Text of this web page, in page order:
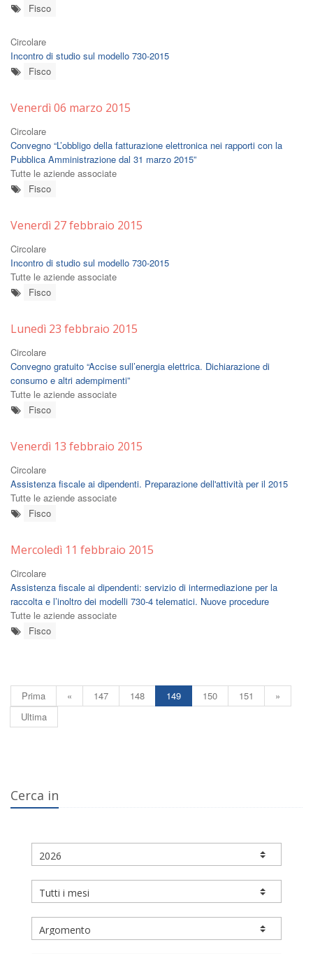
Fisco
Circolare
Incontro di studio sul modello 730-2015
Fisco
Venerdì 06 marzo 2015
Circolare
Convegno “L’obbligo della fatturazione elettronica nei rapporti con la
Pubblica Amministrazione dal 31 marzo 2015”
Tutte le aziende associate
Fisco
Venerdì 27 febbraio 2015
Circolare
Incontro di studio sul modello 730-2015
Tutte le aziende associate
Fisco
Lunedì 23 febbraio 2015
Circolare
Convegno gratuito “Accise sull’energia elettrica. Dichiarazione di
consumo e altri adempimenti”
Tutte le aziende associate
Fisco
Venerdì 13 febbraio 2015
Circolare
Assistenza fiscale ai dipendenti. Preparazione dell'attività per il 2015
Tutte le aziende associate
Fisco
Mercoledì 11 febbraio 2015
Circolare
Assistenza fiscale ai dipendenti: servizio di intermediazione per la
raccolta e l’inoltro dei modelli 730-4 telematici. Nuove procedure
Tutte le aziende associate
Fisco
Prima « 147 148 149 150 151
»
Ultima
Cerca in